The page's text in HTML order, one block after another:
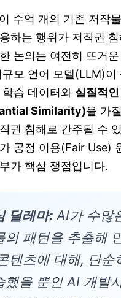
수억 개의 기존 저작
하는 행위가 저작권
논의는 여전히 뜨거
규모 언어 모델(LLM)이
습 데이터와 실질적
Similarity)을 가
권 침해로 간주될 수
공정 이용(Fair Use)
가 핵심 쟁점입니다.
딜레마:AI가 수많
의 패턴을 추출해
텐츠에 대해, 단순
했을 뿐인 AI 개발